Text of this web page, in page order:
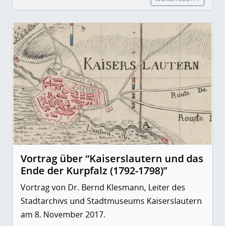
Vortrag über “Kaiserslautern und das
Ende der Kurpfalz (1792-1798)”
Vortrag von Dr. Bernd Klesmann, Leiter des
Stadtarchivs und Stadtmuseums Kaiserslautern
am 8. November 2017.